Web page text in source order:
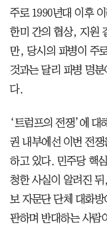
주로 1990년대 이후
한미 간의 협상, 지원
만, 당시의 파병이 주
것과는 달리 파병 명
다.
‘트럼프의 전쟁’에 대
권 내부에선 이번 전
하고 있다. 민주당 핵
청한 사실이 알려진
보 자문단 단체 대화
판하며 반대하는 사람